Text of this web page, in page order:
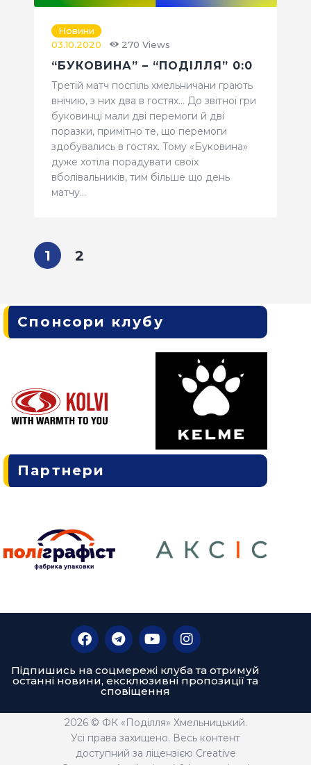
Новини
03.10.2020
270 Views
“БУКОВИНА” – “ПОДІЛЛЯ” 0:0
Третій матч поспіль хмельничани грають
внічию, з них два в гостях... До звітної гри
буковинці мали дві перемоги й дві
поразки, примітно те, що перемоги
здобувались в гостях. Тому «Буковина»
дуже хотіла порадувати своїх
вболівальників, тим більше що день
матчу…
1 2
Спонсори клубу
Партнери
Підпишись на соцмережі клуба та отримуй
останні новини, ексклюзивні пропозиції та
сповіщення
2026 © ФК «Поділля» Хмельницький.
Усі права захищено. Весь контент
доступний за ліцензією Creative